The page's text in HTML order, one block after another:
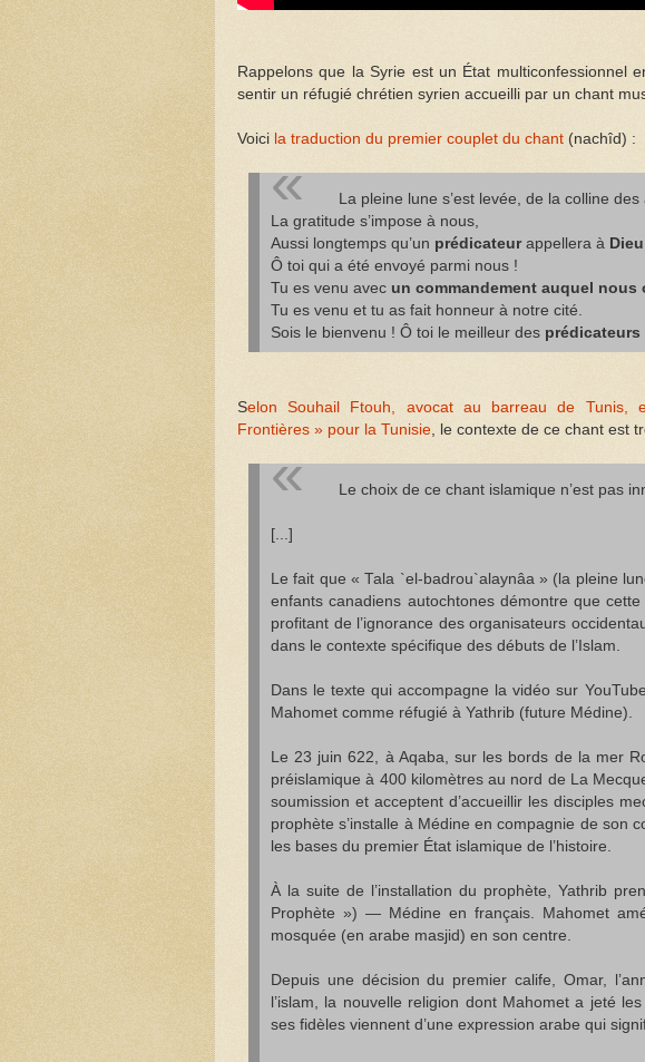
Rappelons que la Syrie est un État multiconfessionnel
sentir un réfugié chrétien syrien accueilli par un chant
Voici la traduction du premier couplet du chant (nachîd) :
La pleine lune s’est levée, de la colline des
La gratitude s’impose à nous,
Aussi longtemps qu’un prédicateur appellera à Dieu
Ô toi qui a été envoyé parmi nous !
Tu es venu avec un commandement auquel nous
Tu es venu et tu as fait honneur à notre cité.
Sois le bienvenu ! Ô toi le meilleur des prédicateurs
Selon Souhail Ftouh, avocat au barreau de Tunis,
Frontières » pour la Tunisie , le contexte de ce chant est
Le choix de ce chant islamique n’est pas
[...]
Le fait que « Tala `el-badrou`alaynâa » (la pleine
enfants canadiens autochtones démontre que
profitant de l’ignorance des organisateurs
dans le contexte spécifique des débuts de l’Islam.
Dans le texte qui accompagne la vidéo sur
Mahomet comme réfugié à Yathrib (future Médine).
Le 23 juin 622, à Aqaba, sur les bords de la mer
préislamique à 400 kilomètres au nord de La
soumission et acceptent d’accueillir les disciples
prophète s’installe à Médine en compagnie de son
les bases du premier État islamique de l’histoire.
À la suite de l’installation du prophète, Yathrib
Prophète ») — Médine en français. Mahomet
mosquée (en arabe masjid) en son centre.
Depuis une décision du premier calife, Omar,
l’islam, la nouvelle religion dont Mahomet a jeté
ses fidèles viennent d’une expression arabe qui